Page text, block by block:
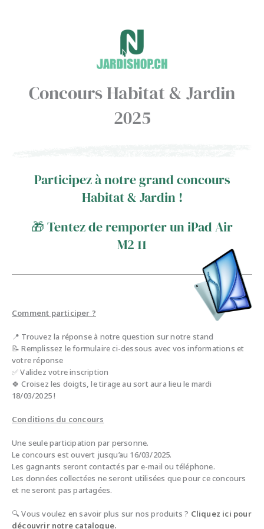
Concours Habitat & Jardin
2025
Participez à notre grand concours
Habitat & Jardin !
🎁 Tentez de remporter un iPad Air
M2 11
Comment participer ?
📍 Trouvez la réponse à notre question sur notre stand
📝 Remplissez le formulaire ci-dessous avec vos informations et
votre réponse
✅ Validez votre inscription
🍀 Croisez les doigts, le tirage au sort aura lieu le mardi
18/03/2025 !
Conditions du concours
Une seule participation par personne.
Le concours est ouvert jusqu’au 16/03/2025.
Les gagnants seront contactés par e-mail ou téléphone.
Les données collectées ne seront utilisées que pour ce concours
et ne seront pas partagées.
🔍 Vous voulez en savoir plus sur nos produits ? Cliquez ici pour
découvrir notre catalogue.